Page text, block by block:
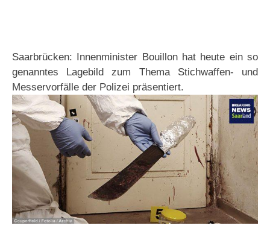
Saarbrücken: Innenminister Bouillon hat heute ein so
genanntes Lagebild zum Thema Stichwaffen- und
Messervorfälle der Polizei präsentiert.